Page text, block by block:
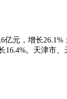
亿元，增长
。天津市